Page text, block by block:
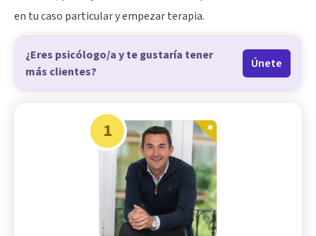
en tu caso particular y empezar terapia.
¿Eres psicólogo/a y te gustaría tener
más clientes?
Únete
1